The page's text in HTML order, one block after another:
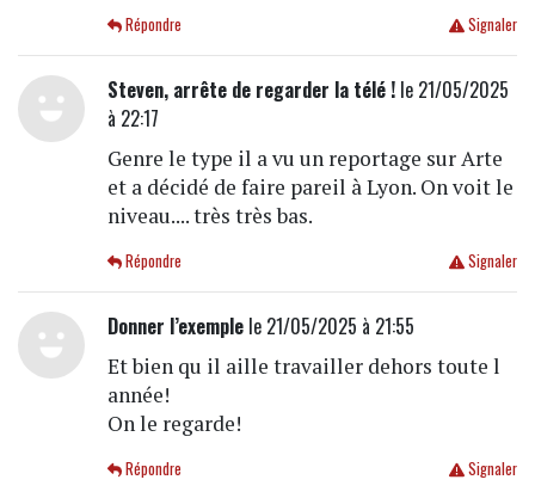
Signaler
Répondre
Steven, arrête de regarder la télé !le 21/05/2025
à 22:17
Genre le type il a vu un reportage sur Arte
et a décidé de faire pareil à Lyon. On voit le
niveau.... très très bas.
Signaler
Répondre
Donner l’exemplele 21/05/2025 à 21:55
Et bien qu il aille travailler dehors toute l
année!
On le regarde!
Signaler
Répondre